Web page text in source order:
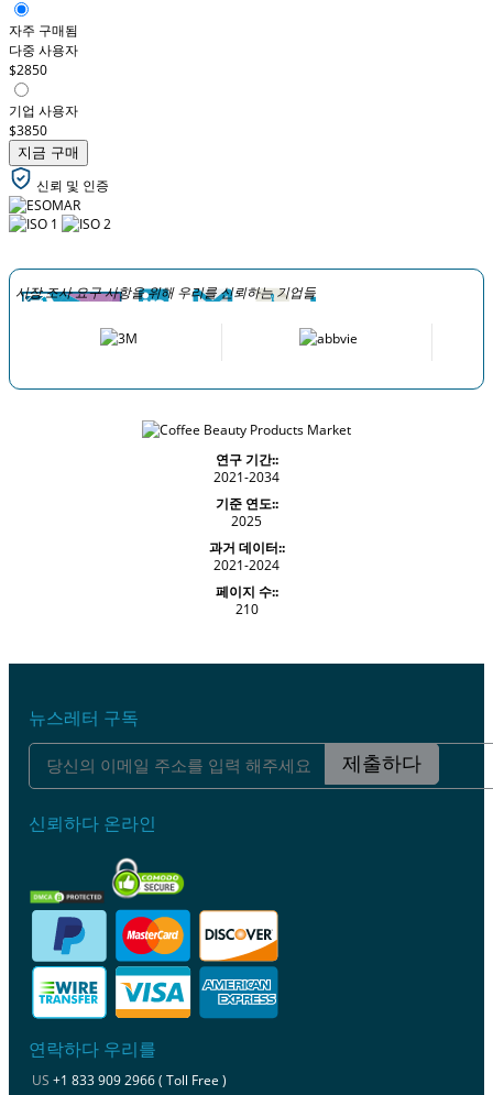
자주 구매됨
다중 사용자
$2850
기업 사용자
$3850
지금 구매
신뢰 및 인증
시장 조사 요구 사항을 위해 우리를 신뢰하는 기업들
연구 기간::
2021-2034
기준 연도::
2025
과거 데이터::
2021-2024
페이지 수::
210
뉴스레터 구독
제출하다
신뢰하다 온라인
연락하다 우리를
US +1 833 909 2966 ( Toll Free )